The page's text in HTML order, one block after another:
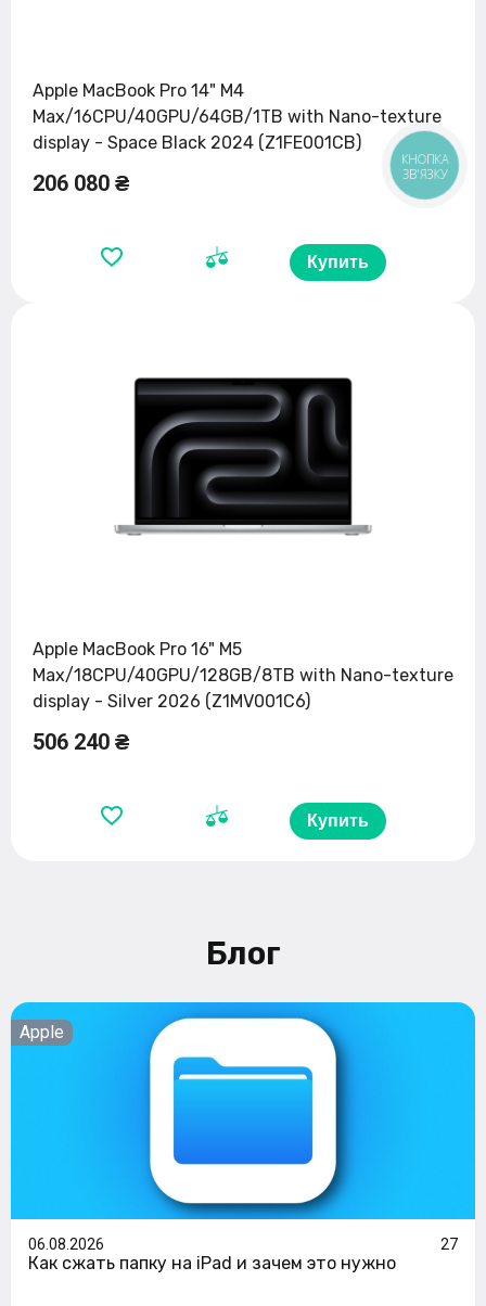
Apple MacBook Pro 14" M4
Max/16CPU/40GPU/64GB/1TB with Nano-texture
display - Space Black 2024 (Z1FE001CB)
206 080 ₴
Купить
Apple MacBook Pro 16" M5
Max/18CPU/40GPU/128GB/8TB with Nano-texture
display - Silver 2026 (Z1MV001C6)
506 240 ₴
Купить
Блог
Apple
06.08.2026 27
Как сжать папку на iPad и зачем это нужно
КНОПКА
ЗВ'ЯЗКУ